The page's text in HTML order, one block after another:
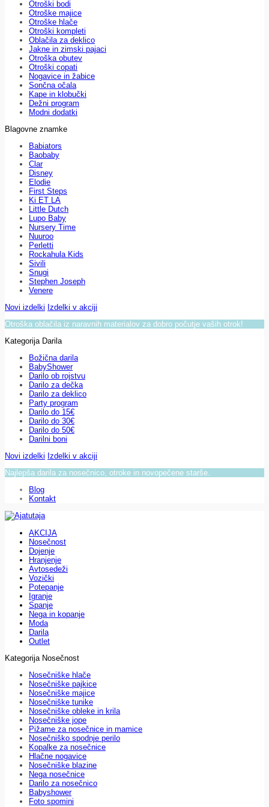
Otroški bodi
Otroške majice
Otroške hlače
Otroški kompleti
Oblačila za deklico
Jakne in zimski pajaci
Otroška obutev
Otroški copati
Nogavice in žabice
Sončna očala
Kape in klobučki
Dežni program
Modni dodatki
Blagovne znamke
Babiators
Baobaby
Clar
Disney
Elodie
First Steps
Ki ET LA
Little Dutch
Lupo Baby
Nursery Time
Nuuroo
Perletti
Rockahula Kids
Sivili
Snugi
Stephen Joseph
Venere
Novi izdelki Izdelki v akciji
Otroška oblačila iz naravnih materialov za dobro počutje vaših otrok!
Kategorija Darila
Božična darila
BabyShower
Darilo ob rojstvu
Darilo za dečka
Darilo za deklico
Party program
Darilo do 15€
Darilo do 30€
Darilo do 50€
Darilni boni
Novi izdelki Izdelki v akciji
Najlepša darila za nosečnico, otroke in novopečene starše.
Blog
Kontakt
AKCIJA
Nosečnost
Dojenje
Hranjenje
Avtosedeži
Vozički
Potepanje
Igranje
Spanje
Nega in kopanje
Moda
Darila
Outlet
Kategorija Nosečnost
Nosečniške hlače
Nosečniške pajkice
Nosečniške majice
Nosečniške tunike
Nosečniške obleke in krila
Nosečniške jope
Pižame za nosečnice in mamice
Nosečniško spodnje perilo
Kopalke za nosečnice
Hlačne nogavice
Nosečniške blazine
Nega nosečnice
Darilo za nosečnico
Babyshower
Foto spomini